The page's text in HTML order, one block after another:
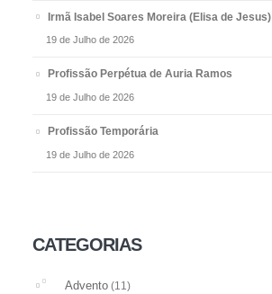
Irmã Isabel Soares Moreira (Elisa de Jesus)
19 de Julho de 2026
Profissão Perpétua de Auria Ramos
19 de Julho de 2026
Profissão Temporária
19 de Julho de 2026
CATEGORIAS
Advento (11)